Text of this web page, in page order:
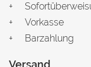
Vorkasse
Barzahlung
Versand